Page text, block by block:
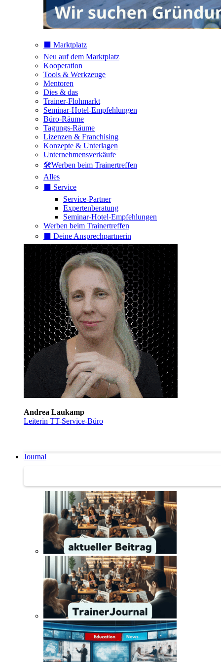
⬛️ Marktplatz
Neu auf dem Marktplatz
Kooperation
Tools & Werkzeuge
Mentoren
Dies & das
Trainer-Flohmarkt
Seminar-Hotel-Empfehlungen
Büro-Räume
Tagungs-Räume
Lizenzen & Franchising
Konzepte & Unterlagen
Unternehmensverkäufe
🛠️Werben beim Trainertreffen
Alles
⬛️ Service
Service-Partner
Expertenberatung
Seminar-Hotel-Empfehlungen
Werben beim Trainertreffen
⬛️ Deine Ansprechpartnerin
Andrea Laukamp
Leiterin TT-Service-Büro
Journal